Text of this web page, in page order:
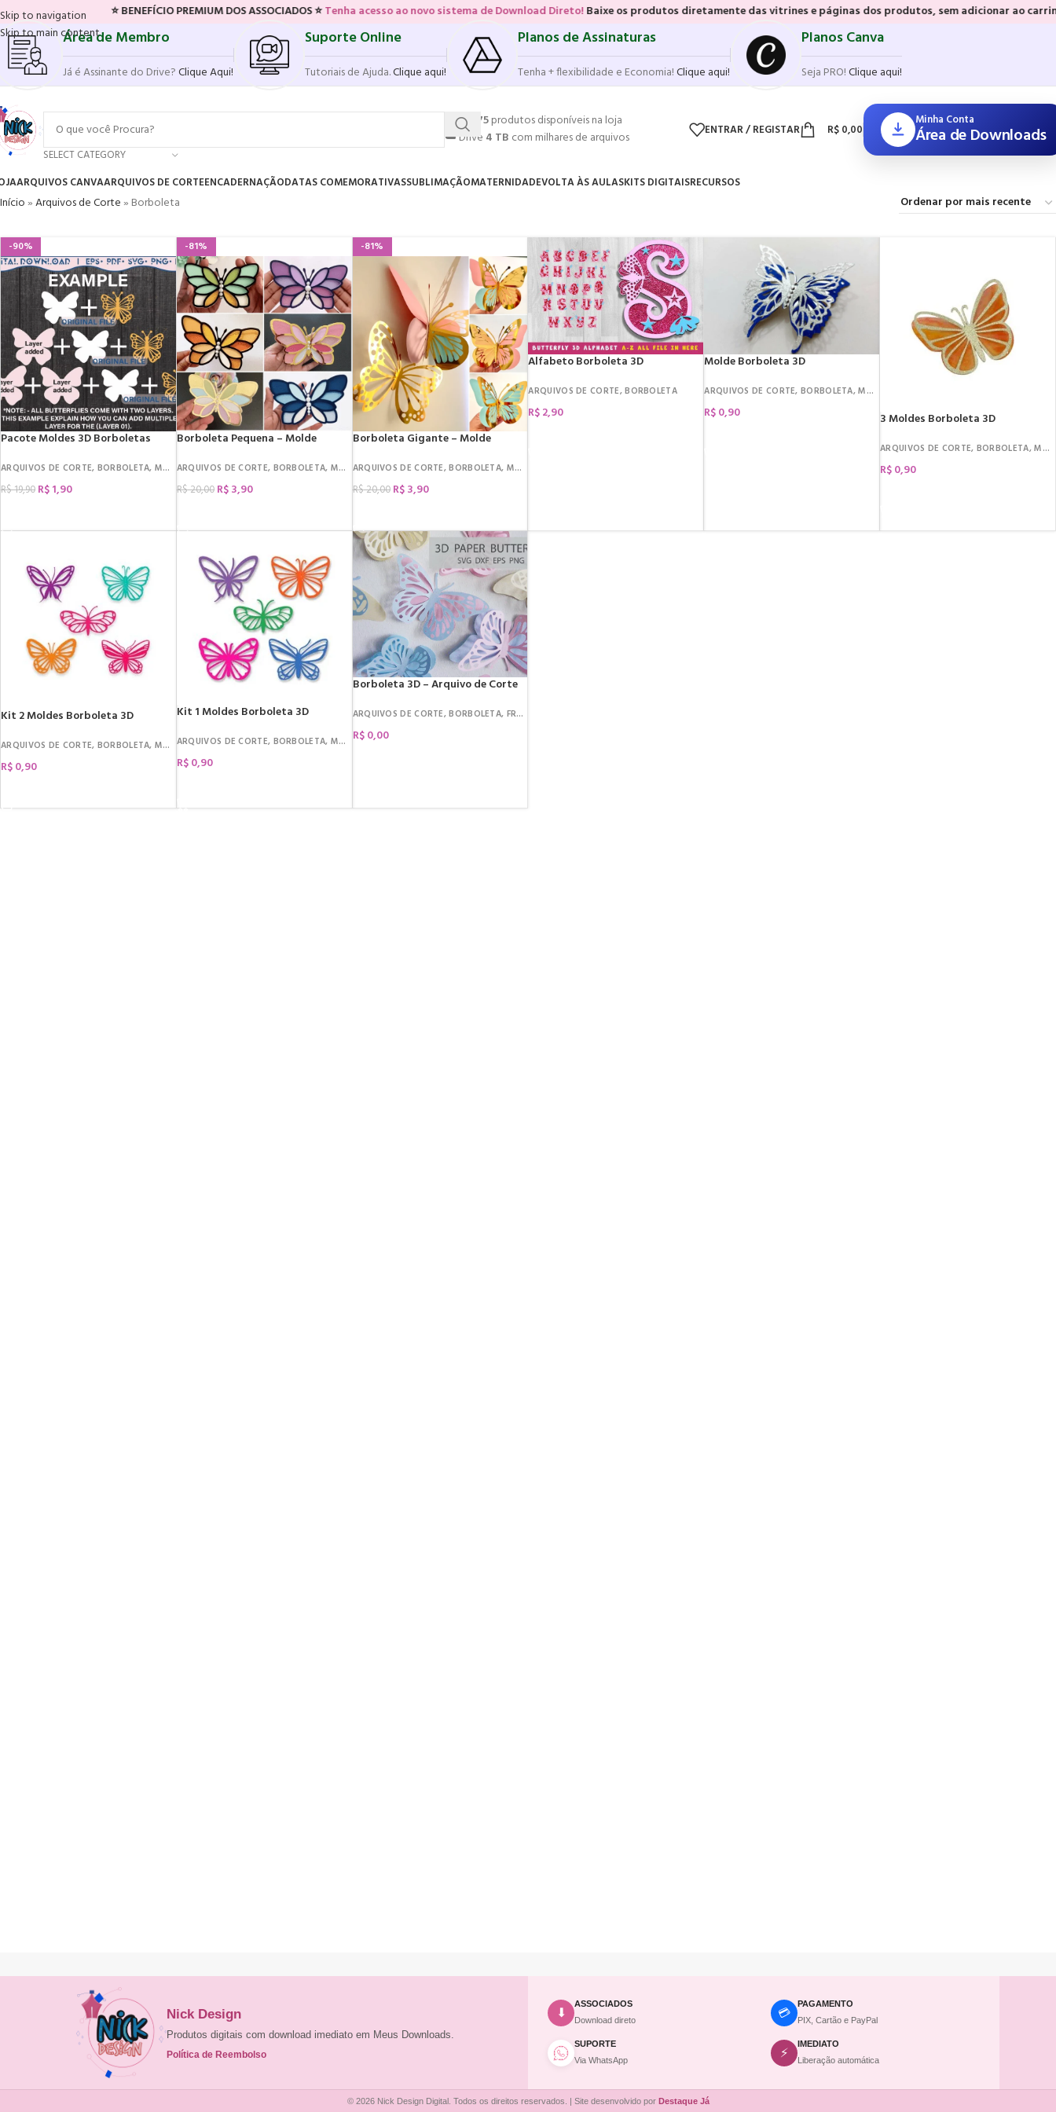
Skip to navigation
Skip to main content
⭐ BENEFÍCIO PREMIUM DOS ASSOCIADOS ⭐Tenha acesso ao novo sistema de Download Direto!Baixe os produtos diretamente das vitrines e páginas dos produtos, sem adicionar ao carrinho e sem
Área de Membro
Já é Assinante do Drive?Clique Aqui!
Suporte Online
Tutoriais de Ajuda.Clique aqui!
Planos de Assinaturas
Tenha + flexibilidade e Economia!Clique aqui!
Planos Canva
Seja PRO!Clique aqui!
SELECT CATEGORY
💥17.575produtos disponíveis na loja
☁️ Drive 4 TB com milhares de arquivos ENTRAR / REGISTAR R$0,00
Minha Conta
Área de Downloads
ARQUIVOS CANVAARQUIVOS DE CORTEENCADERNAÇÃODATAS COMEMORATIVASSUBLIMAÇÃOMATERNIDADEVOLTA ÀS AULASKITS DIGITAISRECURSOS
Início»Arquivos de Corte» Borboleta
-90%
Pacote Moldes 3D Borboletas
ARQUIVOS DE CORTE, BORBOLETA, MOLDES
R$19,90 R$1,90
-81%
Borboleta Pequena – Molde
ARQUIVOS DE CORTE, BORBOLETA, MOLDES
R$20,00 R$3,90
-81%
Borboleta Gigante – Molde
ARQUIVOS DE CORTE,BORBOLETA, MOLDES
R$20,00 R$3,90
Alfabeto Borboleta 3D
ARQUIVOS DE CORTE,BORBOLETA
R$2,90
Molde Borboleta 3D
ARQUIVOS DE CORTE, BORBOLETA,MOLDES
R$0,90 3 Moldes Borboleta 3D
ARQUIVOS DE CORTE, BORBOLETA,MOLDES
R$0,90
Kit 2 Moldes Borboleta 3D
ARQUIVOS DE CORTE, BORBOLETA, MOLDES
R$0,90
Kit 1 Moldes Borboleta 3D
ARQUIVOS DE CORTE, BORBOLETA, MOLDES
R$0,90
Borboleta 3D – Arquivo de Corte
ARQUIVOS DE CORTE,BORBOLETA, FREEBIES
R$0,00
Nick Design
Produtos digitais com download imediato em Meus Downloads.
Política de Reembolso
⬇
ASSOCIADOS
Download direto
💳
PAGAMENTO
PIX, Cartão e PayPal
SUPORTE
Via WhatsApp
⚡
IMEDIATO
Liberação automática
© 2026 Nick Design Digital. Todos os direitos reservados. | Site desenvolvido por Destaque Já